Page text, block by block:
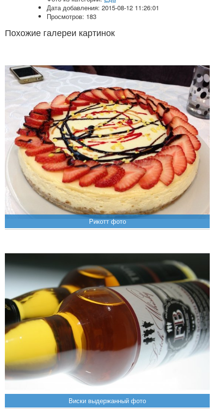
Дата добавления: 2015-08-12 11:26:01
Просмотров: 183
Похожие галереи картинок
Рикотт фото
Виски выдержанный фото